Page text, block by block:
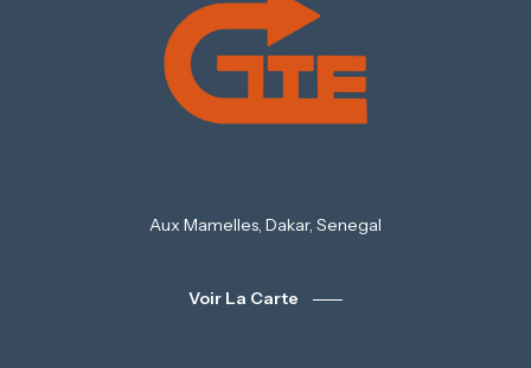
Aux Mamelles, Dakar, Senegal
Voir La Carte